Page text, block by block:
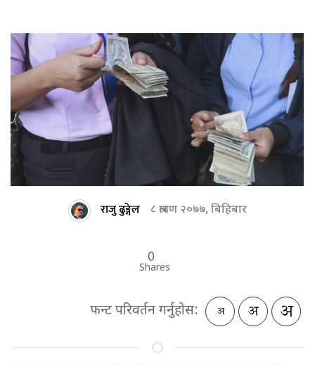
राजु ढुङ्गेल ८ श्रावण २०७७, बिहिबार
0
Shares
फन्ट परिवर्तन गर्नुहोस: